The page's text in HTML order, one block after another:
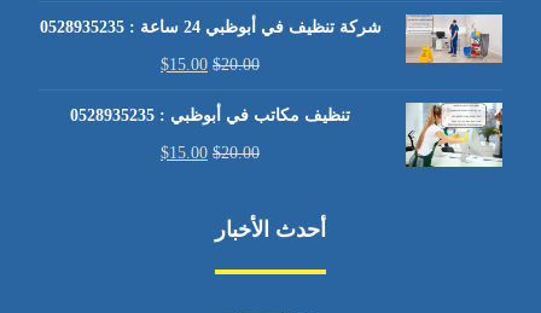
شركة تنظيف في أبوظبي 24 ساعة : 0528935235
$20.00
$15.00
تنظيف مكاتب في أبوظبي : 0528935235
$20.00
$15.00
أحدث الأخبار